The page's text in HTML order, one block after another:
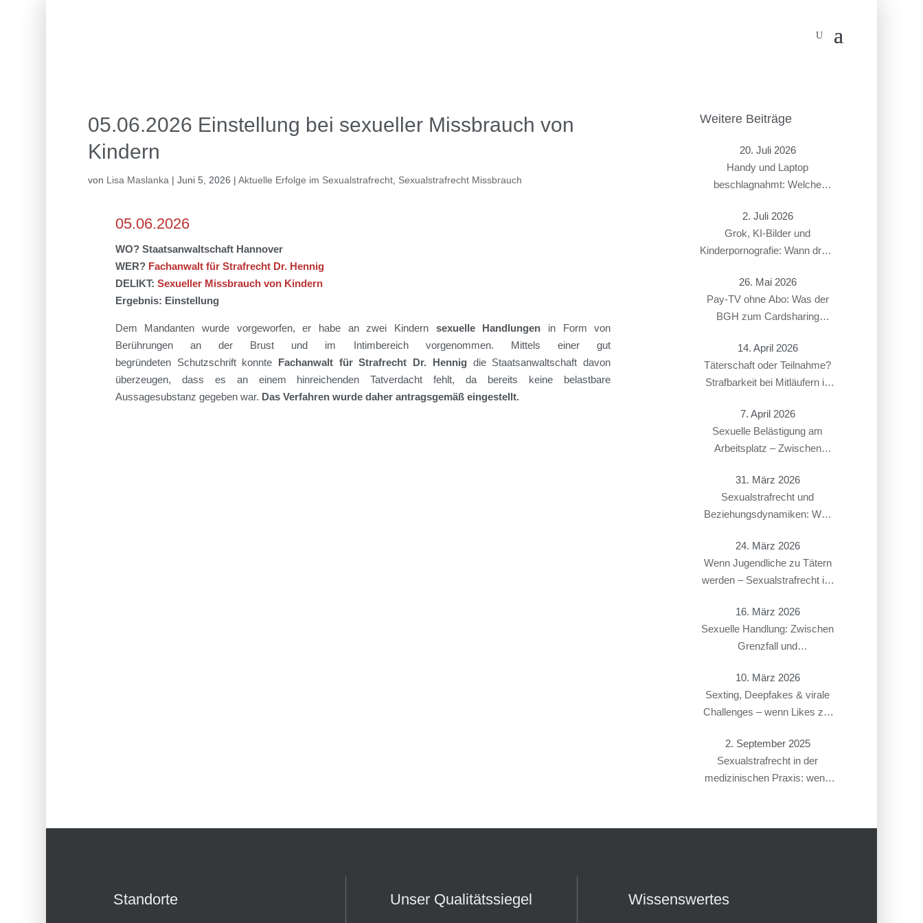
05.06.2026 Einstellung bei sexueller Missbrauch von
Kindern
von Lisa Maslanka| Juni 5, 2026 | Aktuelle Erfolge im Sexualstrafrecht, Sexualstrafrecht Missbrauch
05.06.2026
WO? Staatsanwaltschaft Hannover
WER? Fachanwalt für Strafrecht Dr. Hennig
DELIKT: Sexueller Missbrauch von Kindern
Ergebnis: Einstellung
Dem Mandanten wurde vorgeworfen, er habean zwei Kindern sexuelle Handlungen in Form von
Berührungen an der Brust und im Intimbereich vorgenommen. Mittels einergut
begründeten
Schutzschrift konnte Fachanwalt für Strafrecht Dr. Hennig die Staatsanwaltschaft davon
überzeugen, dass es an einem hinreichenden Tatverdacht fehlt, da bereits keine belastbare
Aussagesubstanz gegeben war. Das Verfahren wurde daher antragsgemäß eingestellt.
Weitere Beiträge
20. Juli 2026
Handy und Laptop
beschlagnahmt: Welche
2. Juli 2026
Grok, KI-Bilder und
Kinderpornografie: Wann droht
26. Mai 2026
Pay-TV ohne Abo: Was der
BGH zum Cardsharing
14. April 2026
Täterschaft oder Teilnahme?
Strafbarkeit bei Mitläufern in
7. April 2026
Sexuelle Belästigung am
Arbeitsplatz – Zwischen
Überschneidung von § 184i
StGB mit arbeitsrechtlichen
Konsequenzen
31. März 2026
Sexualstrafrecht und
Beziehungsdynamiken: Was
oder in offenen Beziehungen?
24. März 2026
Wenn Jugendliche zu Tätern
werden – Sexualstrafrecht im
16. März 2026
Sexuelle Handlung: Zwischen
Grenzfall und
10. März 2026
Sexting, Deepfakes & virale
Challenges – wenn Likes zur
2. September 2025
Sexualstrafrecht in der
medizinischen Praxis: wenn
werden
Standorte Unser Qualitätssiegel Wissenswertes